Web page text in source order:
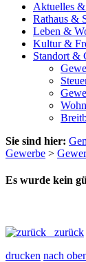
Aktuelles
Rathaus &
Leben &
Kultur &
Standort &
Sie sind hier:
Gewerbe >
Es wurde kein
zurück
drucken nach